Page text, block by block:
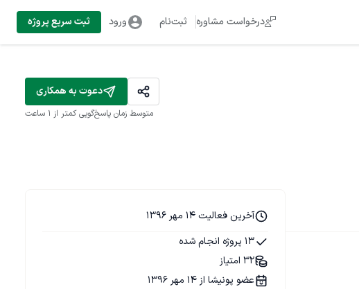
درخواست مشاوره ثبت‌نام ورود ثبت سریع پروژه
دعوت به همکاری
متوسط زمان پاسخ‌گویی کمتر از 1 ساعت
آخرین فعالیت 14 مهر 1396
13 پروژه انجام شده
32 امتیاز
عضو پونیشا از 14 مهر 1396